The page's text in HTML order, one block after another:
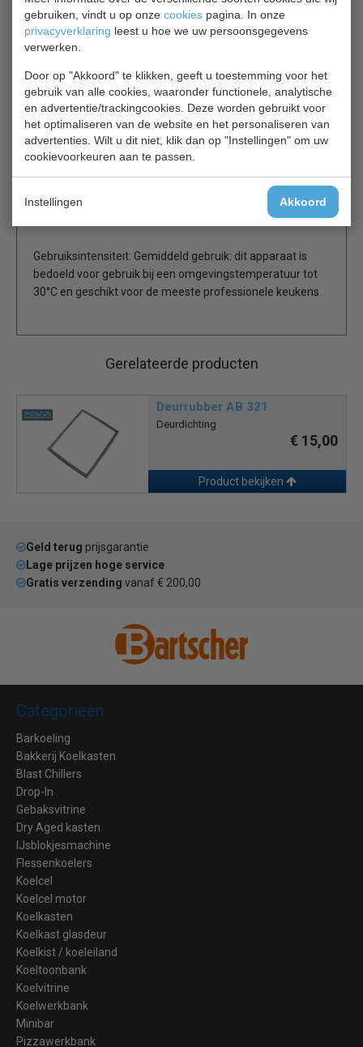
gebruiken, vindt u op onze cookies pagina. In onze
privacyverklaring leest u hoe we uw persoonsgegevens
verwerken.
Door op "Akkoord" te klikken, geeft u toestemming voor het
gebruik van alle cookies, waaronder functionele, analytische
en advertentie/trackingcookies. Deze worden gebruikt voor
het optimaliseren van de website en het personaliseren van
advertenties. Wilt u dit niet, klik dan op "Instellingen" om uw
cookievoorkeuren aan te passen.
Instellingen Akkoord
het voedsel behouden blijft. Behoudt een constante
temperatuur, zelfs onder omstandigheden van meer dan
32°C.
2 x GN 1/1 per lade
Makkelijk schoon te maken RVS constructie
Gebruiksvriendelijke digitale bediening en display
Zware RVS laden met een laadvermogen van 50 kg
Stevige vergrendelbare zwenkwielen
Automatische ontdooiing
Omgevingstemperatuurbereik: +16°C tot +32°C
Gebruiksintensiteit: Gemiddeld gebruik: dit apparaat is
bedoeld voor gebruik bij een omgevingstemperatuur tot
30°C en geschikt voor de meeste professionele keukens
Gerelateerde producten
Deurrubber AB 321
Deurdichting
€ 15,00
Product bekijken
Geld terug prijsgarantie
Lage prijzen hoge service
Gratis verzending vanaf € 200,00
Categorieën
Barkoeling
Bakkerij Koelkasten
Blast Chillers
Drop-In
Gebaksvitrine
Dry Aged kasten
IJsblokjesmachine
Flessenkoelers
Koelcel
Koelcel motor
Koelkasten
Koelkast glasdeur
Koelkist / koeleiland
Koeltoonbank
Koelvitrine
Koelwerkbank
Minibar
Pizzawerkbank